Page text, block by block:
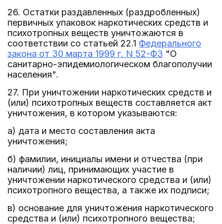
26. Остатки раздавленных (раздробленных)
первичных упаковок наркотических средств и
психотропных веществ уничтожаются в
соответствии со статьей 22.1 Федерального
закона от 30 марта 1999 г. N 52-ФЗ "О
санитарно-эпидемиологическом благополучии
населения".
27. При уничтожении наркотических средств и
(или) психотропных веществ составляется акт
уничтожения, в котором указываются:
а) дата и место составления акта
уничтожения;
б) фамилии, инициалы имени и отчества (при
наличии) лиц, принимающих участие в
уничтожении наркотического средства и (или)
психотропного вещества, а также их подписи;
в) основание для уничтожения наркотического
средства и (или) психотропного вещества;